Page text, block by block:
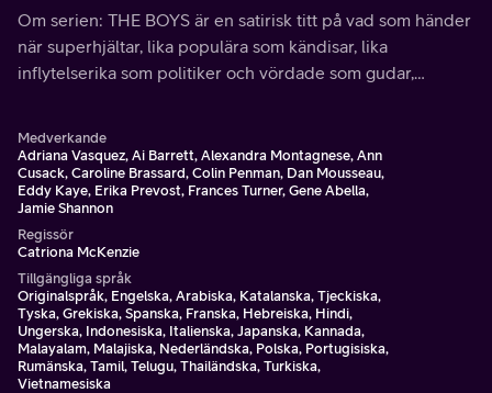
Om du ser något, säg något!
Om serien: THE BOYS är en satirisk titt på vad som händer
när superhjältar, lika populära som kändisar, lika
inflytelserika som politiker och vördade som gudar,
Medverkande
Adriana Vasquez, Ai Barrett, Alexandra Montagnese, Ann
Cusack, Caroline Brassard, Colin Penman, Dan Mousseau,
Eddy Kaye, Erika Prevost, Frances Turner, Gene Abella,
Jamie Shannon
Regissör
Catriona McKenzie
Tillgängliga språk
Originalspråk, Engelska, Arabiska, Katalanska, Tjeckiska,
Tyska, Grekiska, Spanska, Franska, Hebreiska, Hindi,
Ungerska, Indonesiska, Italienska, Japanska, Kannada,
Malayalam, Malajiska, Nederländska, Polska, Portugisiska,
Rumänska, Tamil, Telugu, Thailändska, Turkiska,
Vietnamesiska